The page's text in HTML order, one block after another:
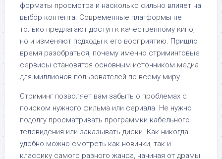
форматы просмотра и насколько сильно влияет на
выбор контента. Современные платформы не
только предлагают доступ к качественному кино,
но и изменяют подходы к его восприятию. Пришло
время разобраться, почему именно стриминговые
сервисы становятся основным источником медиа
для миллионов пользователей по всему миру.
Стриминг позволяет вам забыть о проблемах с
поиском нужного фильма или сериала. Не нужно
подолгу просматривать программки кабельного
телевидения или заказывать диски. Как никогда
удобно можно смотреть как новинки, так и
классику самого разного жанра, начиная от драмы